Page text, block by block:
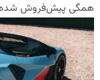
همگی پیش‌فروش شده